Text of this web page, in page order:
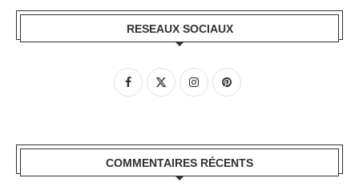
RESEAUX SOCIAUX
COMMENTAIRES RÉCENTS